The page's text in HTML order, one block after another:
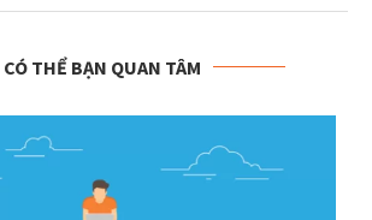
CÓ THỂ BẠN QUAN TÂM